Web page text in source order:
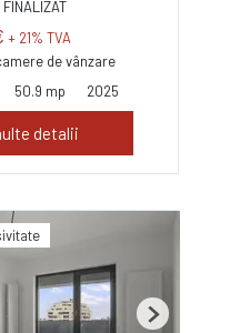
+ 21% TVA
de vânzare
50.9 mp 2025
detalii
Next